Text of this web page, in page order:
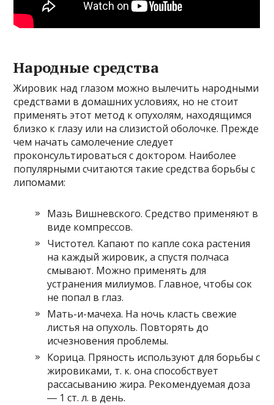
Народные средства
Жировик над глазом можно вылечить народными
средствами в домашних условиях, но не стоит
применять этот метод к опухолям, находящимся
близко к глазу или на слизистой оболочке. Прежде
чем начать самолечение следует
проконсультироваться с доктором. Наиболее
популярными считаются такие средства борьбы с
липомами:
Мазь Вишневского. Средство применяют в
виде компрессов.
Чистотел. Капают по капле сока растения
на каждый жировик, а спустя полчаса
смывают. Можно применять для
устранения милиумов. Главное, чтобы сок
не попал в глаз.
Мать-и-мачеха. На ночь класть свежие
листья на опухоль. Повторять до
исчезновения проблемы.
Корица. Пряность используют для борьбы с
жировиками, т. к. она способствует
рассасыванию жира. Рекомендуемая доза
― 1 ст. л. в день.